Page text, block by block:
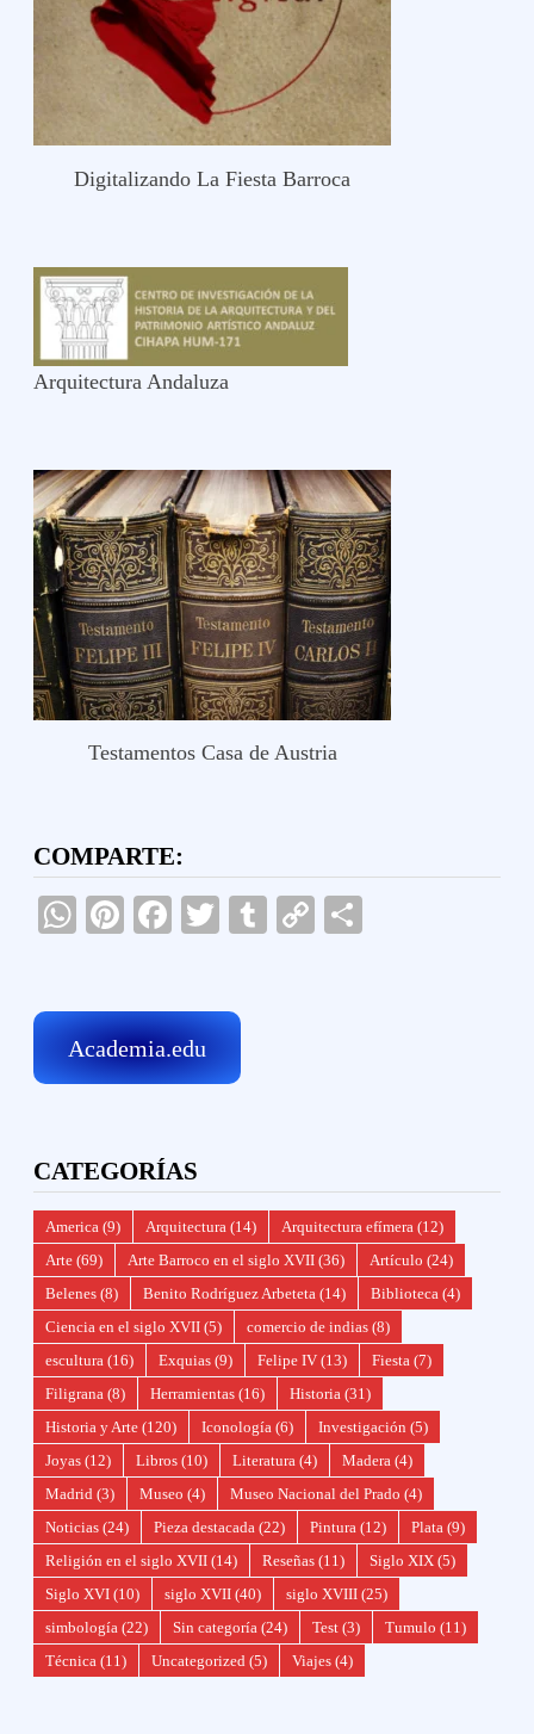
Digitalizando La Fiesta Barroca
Arquitectura Andaluza
Testamentos Casa de Austria
COMPARTE:
WhatsApp
Pinterest
Facebook
TwitterTumblr
Copy
Academia.edu
CATEGORÍAS
America (9) Arquitectura (14) Arquitectura efímera (12)
Arte (69) Arte Barroco en el siglo XVII (36) Artículo (24)
Belenes (8) Benito Rodríguez Arbeteta (14) Biblioteca (4)
Ciencia en el siglo XVII (5) comercio de indias (8)
escultura (16) Exquias (9) Felipe IV (13) Fiesta (7)
Filigrana (8) Herramientas (16) Historia (31)
Historia y Arte (120) Iconología (6) Investigación (5)
Joyas (12) Libros (10) Literatura (4) Madera (4)
Madrid (3) Museo (4) Museo Nacional del Prado (4)
Noticias (24) Pieza destacada (22) Pintura (12) Plata (9)
Religión en el siglo XVII (14) Reseñas (11) Siglo XIX (5)
Siglo XVI (10) siglo XVII (40) siglo XVIII (25)
simbología (22) Sin categoría (24) Test (3) Tumulo (11)
Técnica (11) Uncategorized (5) Viajes (4)